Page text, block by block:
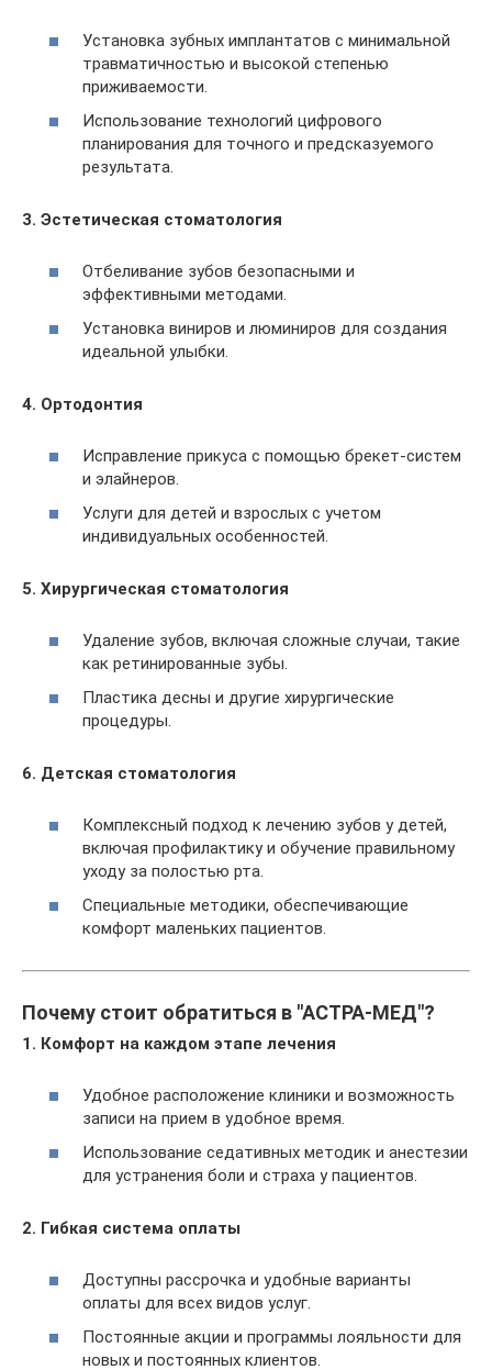
Установка зубных имплантатов с минимальной
травматичностью и высокой степенью
приживаемости.
Использование технологий цифрового
планирования для точного и предсказуемого
результата.
3. Эстетическая стоматология
Отбеливание зубов безопасными и
эффективными методами.
Установка виниров и люминиров для создания
идеальной улыбки.
4. Ортодонтия
Исправление прикуса с помощью брекет-систем
и элайнеров.
Услуги для детей и взрослых с учетом
индивидуальных особенностей.
5. Хирургическая стоматология
Удаление зубов, включая сложные случаи, такие
как ретинированные зубы.
Пластика десны и другие хирургические
процедуры.
6. Детская стоматология
Комплексный подход к лечению зубов у детей,
включая профилактику и обучение правильному
уходу за полостью рта.
Специальные методики, обеспечивающие
комфорт маленьких пациентов.
Почему стоит обратиться в "АСТРА-МЕД"?
1. Комфорт на каждом этапе лечения
Удобное расположение клиники и возможность
записи на прием в удобное время.
Использование седативных методик и анестезии
для устранения боли и страха у пациентов.
2. Гибкая система оплаты
Доступны рассрочка и удобные варианты
оплаты для всех видов услуг.
Постоянные акции и программы лояльности для
новых и постоянных клиентов.